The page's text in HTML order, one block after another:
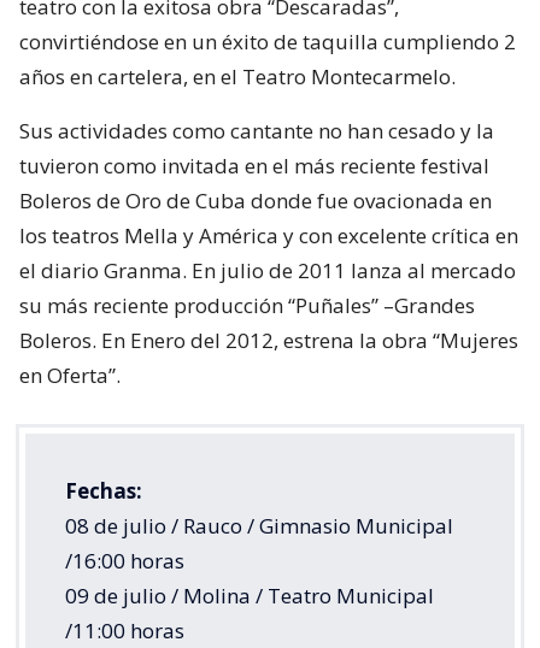
teatro con la exitosa obra “Descaradas”,
convirtiéndose en un éxito de taquilla cumpliendo 2
años en cartelera, en el Teatro Montecarmelo.
Sus actividades como cantante no han cesado y la
tuvieron como invitada en el más reciente festival
Boleros de Oro de Cuba donde fue ovacionada en
los teatros Mella y América y con excelente crítica en
el diario Granma. En julio de 2011 lanza al mercado
su más reciente producción “Puñales” –Grandes
Boleros. En Enero del 2012, estrena la obra “Mujeres
en Oferta”.
Fechas:
08 de julio / Rauco / Gimnasio Municipal
/16:00 horas
09 de julio / Molina / Teatro Municipal
/11:00 horas